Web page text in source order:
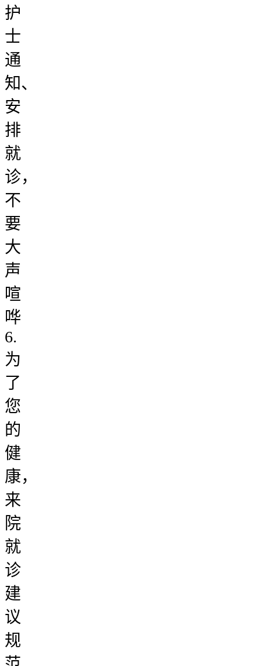
护
士
通
知、
安
排
就
诊，
不
要
大
声
喧
哗
6.
为
了
您
的
健
康，
来
院
就
诊
建
议
规